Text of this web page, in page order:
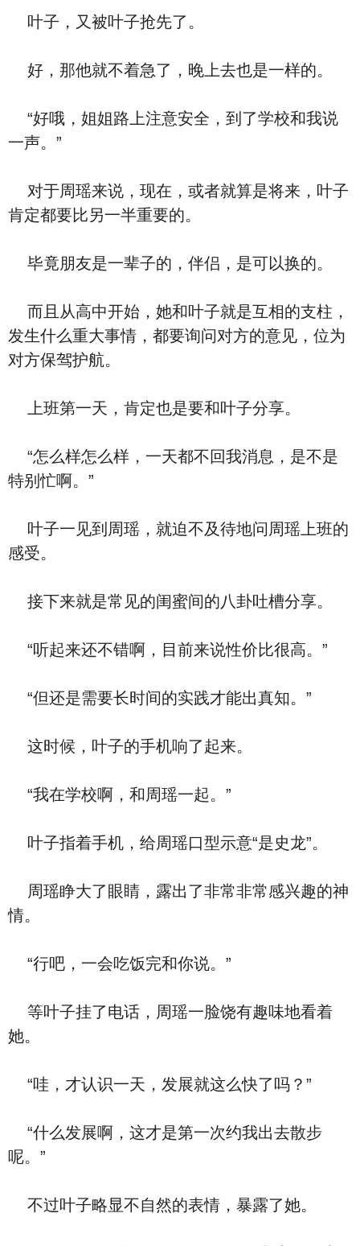
叶子，又被叶子抢先了。
好，那他就不着急了，晚上去也是一样的。
“好哦，姐姐路上注意安全，到了学校和我说
一声。”
对于周瑶来说，现在，或者就算是将来，叶子
肯定都要比另一半重要的。
毕竟朋友是一辈子的，伴侣，是可以换的。
而且从高中开始，她和叶子就是互相的支柱，
发生什么重大事情，都要询问对方的意见，位为
对方保驾护航。
上班第一天，肯定也是要和叶子分享。
“怎么样怎么样，一天都不回我消息，是不是
特别忙啊。”
叶子一见到周瑶，就迫不及待地问周瑶上班的
感受。
接下来就是常见的闺蜜间的八卦吐槽分享。
“听起来还不错啊，目前来说性价比很高。”
“但还是需要长时间的实践才能出真知。”
这时候，叶子的手机响了起来。
“我在学校啊，和周瑶一起。”
叶子指着手机，给周瑶口型示意“是史龙”。
周瑶睁大了眼睛，露出了非常非常感兴趣的神
情。
“行吧，一会吃饭完和你说。”
等叶子挂了电话，周瑶一脸饶有趣味地看着
她。
“哇，才认识一天，发展就这么快了吗？”
“什么发展啊，这才是第一次约我出去散步
呢。”
不过叶子略显不自然的表情，暴露了她。